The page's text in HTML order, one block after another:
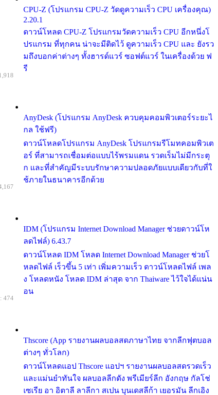
CPU-Z (โปรแกรม CPU-Z วัดดูความเร็ว CPU เครื่องคุณ)
2.20.1
ดาวน์โหลด CPU-Z โปรแกรมวัดความเร็ว CPU อีกหนึ่งโ
ปรแกรม ที่ทุกคน น่าจะมีติดไว้ ดูความเร็ว CPU และ ยังรว
มถึงบอกค่าต่างๆ ทั้งฮารด์แวร์ ซอฟต์แวร์ ในเครื่องด้วย ฟ
รี
AnyDesk (โปรแกรม AnyDesk ควบคุมคอมพิวเตอร์ระยะไ
กล ใช้ฟรี)
ดาวน์โหลดโปรแกรม AnyDesk โปรแกรมรีโมทคอมพิวเต
อร์ ที่สามารถเชื่อมต่อแบบไร้พรมแดน รวดเร็มไม่มีกระตุ
ก และที่สำคัญมีระบบรักษาความปลอดภัยแบบเดียวกับที่ใ
ช้ภายในธนาคารอีกด้วย
IDM (โปรแกรม Internet Download Manager ช่วยดาวน์โห
ลดไฟล์) 6.43.7
ดาวน์โหลด IDM โหลด Internet Download Manager ช่วยโ
หลดไฟล์ เร็วขึ้น 5 เท่า เพิ่มความเร็ว ดาวน์โหลดไฟล์ เพล
ง โหลดหนัง โหลด IDM ล่าสุด จาก Thaiware ไว้ใจได้แน่น
อน
Thscore (App รายงานผลบอลสดภาษาไทย จากลีกฟุตบอล
ต่างๆ ทั่วโลก)
ดาวน์โหลดแอป Thscore แอปฯ รายงานผลบอลสดรวดเร็ว
และแม่นยำทันใจ ผลบอลลีกดัง พรีเมียร์ลีก อังกฤษ กัลโช่
เซเรีย อา อิตาลี ลาลีกา สเปน บุนเดสลีก้า เยอรมัน ลีกเอิง
474